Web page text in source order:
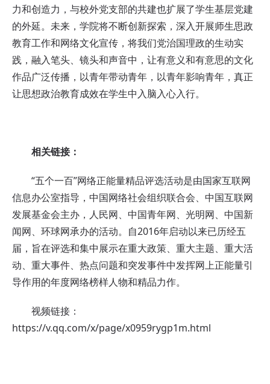
力和创造力，与校外党支部的共建也扩展了学生基层党建
的外延。未来，学院将不断创新探索，深入开展师生思政
教育工作和网络文化宣传，将我们党治国理政的生动实
践，融入笔头、镜头和声音中，让有意义和有意思的文化
作品广泛传播，以青年带动青年，以青年影响青年，真正
让思想政治教育成效在学生中入脑入心入行。
相关链接：
“五个一百”网络正能量精品评选活动是由国家互联网
信息办公室指导，中国网络社会组织联合会、中国互联网
发展基金会主办，人民网、中国青年网、光明网、中国新
闻网、环球网承办的活动。自2016年启动以来已历经五
届，旨在评选和集中展示在重大政策、重大主题、重大活
动、重大事件、热点问题和突发事件中发挥网上正能量引
导作用的年度网络榜样人物和精品力作。
视频链接：
https://v.qq.com/x/page/x0959rygp1m.html